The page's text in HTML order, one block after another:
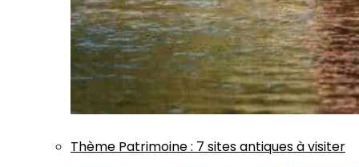
Thème Patrimoine: 7 sites antiques à visiter